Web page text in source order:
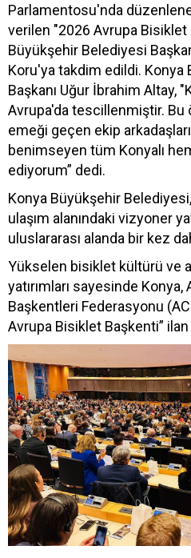
Parlamentosu'nda
verilen "2026 Avrupa Bisiklet
Büyükşehir Belediyesi
Koru'ya takdim edildi. Konya
Başkanı Uğur İbrahim Altay,
Avrupa'da tescillenmiştir. Bu
emeği geçen ekip
benimseyen tüm Konyalı
ediyorum” dedi.
Konya Büyükşehir
ulaşım alanındaki vizyoner
uluslararası alanda bir kez
Yükselen bisiklet kültürü ve
yatırımları sayesinde
Başkentleri Federasyonu
Avrupa Bisiklet Başkenti”